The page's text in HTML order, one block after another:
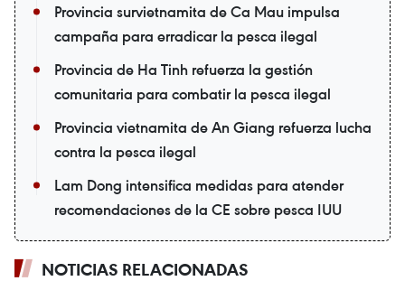
Provincia survietnamita de Ca Mau impulsa
campaña para erradicar la pesca ilegal
Provincia de Ha Tinh refuerza la gestión
comunitaria para combatir la pesca ilegal
Provincia vietnamita de An Giang refuerza lucha
contra la pesca ilegal
Lam Dong intensifica medidas para atender
recomendaciones de la CE sobre pesca IUU
NOTICIAS RELACIONADAS